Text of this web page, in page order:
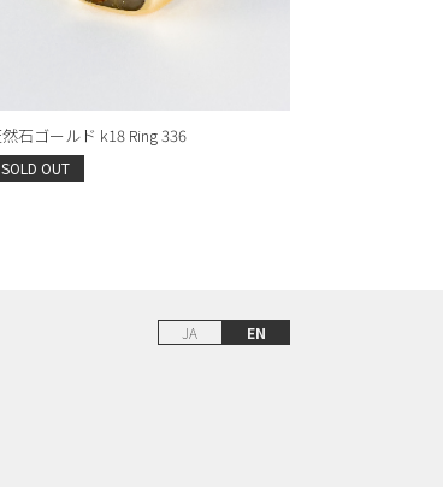
石ゴールド k18 Ring 336
SOLD OUT
JA EN